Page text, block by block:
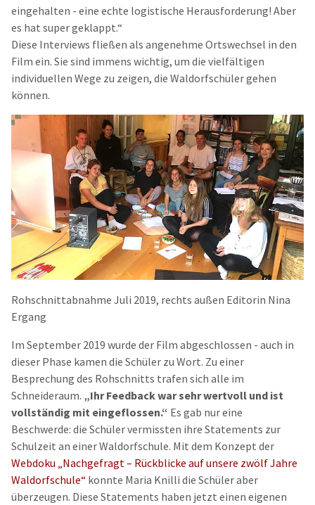
eingehalten - eine echte logistische Herausforderung! Aber
es hat super geklappt.“
Diese Interviews fließen als angenehme Ortswechsel in den
Film ein. Sie sind immens wichtig, um die vielfältigen
individuellen Wege zu zeigen, die Waldorfschüler gehen
können.
Rohschnittabnahme Juli 2019, rechts außen Editorin Nina
Ergang
Im September 2019 wurde der Film abgeschlossen - auch in
dieser Phase kamen die Schüler zu Wort. Zu einer
Besprechung des Rohschnitts trafen sich alle im
Schneideraum. „Ihr Feedback war sehr wertvoll und ist
vollständig mit eingeflossen.“ Es gab nur eine
Beschwerde: die Schüler vermissten ihre Statements zur
Schulzeit an einer Waldorfschule. Mit dem Konzept der
Webdoku „Nachgefragt – Rückblicke auf unsere zwölf Jahre
Waldorfschule“ konnte Maria Knilli die Schüler aber
überzeugen. Diese Statements haben jetzt einen eigenen